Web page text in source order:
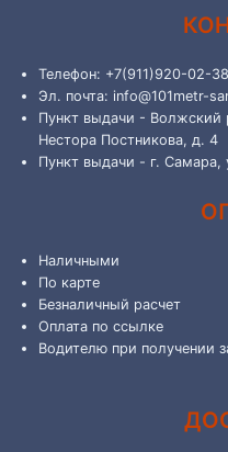
Телефон: +7(911)920-02-38
Эл. почта: info@101metr-
Пункт выдачи - Волжский
Нестора Постникова, д. 4
Пункт выдачи - г. Самара,
Наличными
По карте
Безналичный расчет
Оплата по ссылке
Водителю при получении